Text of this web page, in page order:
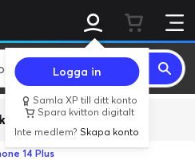
Logga in
Samla XP till ditt konto
Spara kvitton digitalt
Inte medlem?Skapa konto
över 800 kr.
14 Plus